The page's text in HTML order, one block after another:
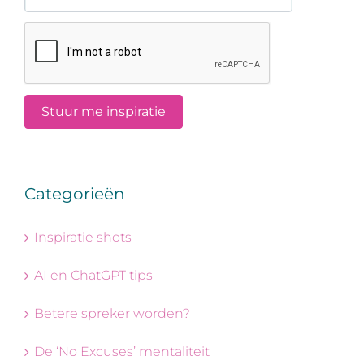
Categorieën
Inspiratie shots
AI en ChatGPT tips
Betere spreker worden?
De ‘No Excuses’ mentaliteit